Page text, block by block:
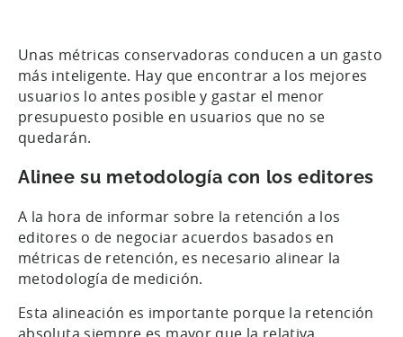
Unas métricas conservadoras conducen a un gasto
más inteligente. Hay que encontrar a los mejores
usuarios lo antes posible y gastar el menor
presupuesto posible en usuarios que no se
quedarán.
Alinee su metodología con los editores
A la hora de informar sobre la retención a los
editores o de negociar acuerdos basados en
métricas de retención, es necesario alinear la
metodología de medición.
Esta alineación es importante porque la retención
absoluta siempre es mayor que la relativa,